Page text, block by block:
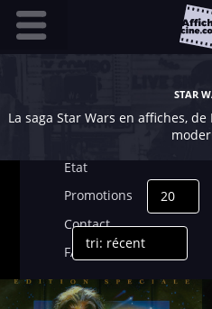
Etat
Promotions
Contact
FAQ
Communauté
STAR
La saga Star Wars en affiches,